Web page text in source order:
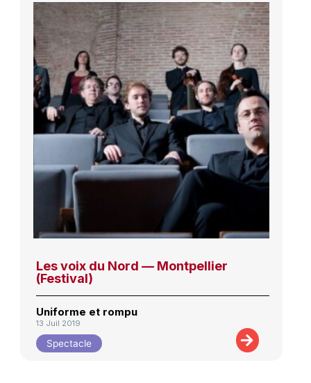
Les voix du Nord — Montpellier
(Festival)
Uniforme et rompu
13 Juil 2019
Spectacle